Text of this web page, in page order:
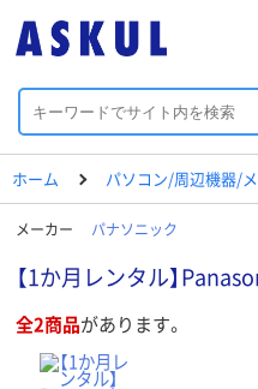
ホーム パソコン/周辺機器/
メーカー パナソニック
【1か月レンタル】
全2商品があります。